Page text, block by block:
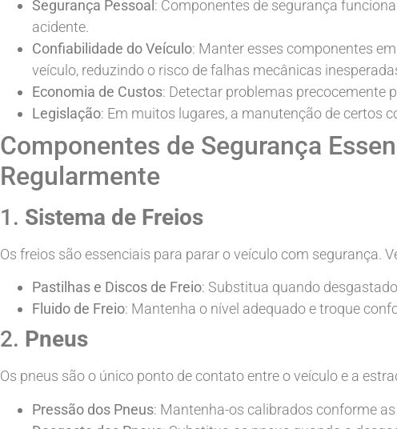
Segurança Pessoal: Componentes de segurança
acidente.
Confiabilidade do Veículo: Manter esses componentes
veículo, reduzindo o risco de falhas mecânicas
Economia de Custos: Detectar problemas precocemente
Legislação: Em muitos lugares, a manutenção de certos
Componentes de Segurança
Regularmente
1. Sistema de Freios
Os freios são essenciais para parar o veículo com segurança.
Pastilhas e Discos de Freio: Substitua quando
Fluido de Freio: Mantenha o nível adequado e troque
2. Pneus
Os pneus são o único ponto de contato entre o veículo e a
Pressão dos Pneus: Mantenha-os calibrados conforme